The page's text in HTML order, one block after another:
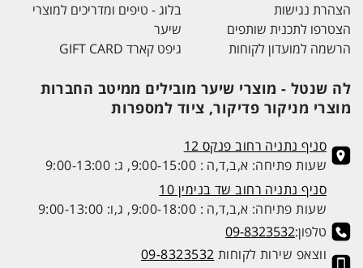
הצהרת נגישות
הצטרפו לתכנית שותפים
הרשמה למועדון לקוחות
בלוג - טיפים ומדריכים למוצרי
שיער
גיפט קארד GIFT CARD
לה שנטל - מוצרי שיער מובילים ממיטב החברות
מוצרי מניקור פדיקור, ציוד למספרות
סניף נתניה רחוב פנקס 12
שעות פתיחה: א,ב,ד,ה : 9:00-15:00, ג: 9:00-13:00
סניף נתניה רחוב שד בנימין 10
שעות פתיחה: א,ב,ד,ה : 9:00-18:00, ג,ו: 9:00-13:00
טלפון:09-8323532
ווצאפ שירות לקוחות 09-8323532